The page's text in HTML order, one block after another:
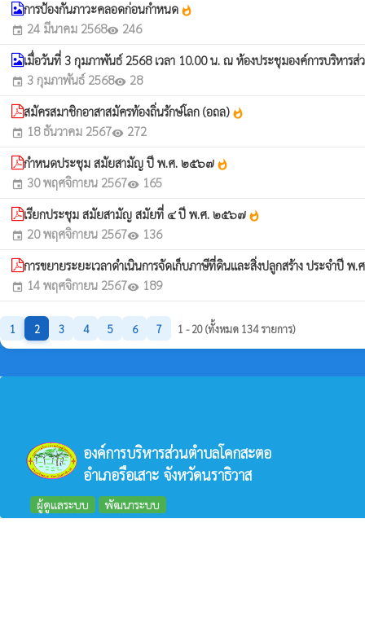
การป้องกันภาวะคลอดก่อนกำหนด whatshot
event 24 มีนาคม 2568visibility 246
เมื่อวันที่ 3 กุมภาพันธ์ 2568 เวลา 10.00 น. ณ ห้องประชุมองค์การบริหา
event 3 กุมภาพันธ์ 2568visibility 28
สมัครสมาชิกอาสาสมัครท้องถิ่นรักษ์โลก (อถล) whatshot
event 18 ธันวาคม 2567visibility 272
กำหนดประชุม สมัยสามัญ ปี พ.ศ. ๒๕๖๗ whatshot
event 30 พฤศจิกายน 2567visibility 165
เรียกประชุม สมัยสามัญ สมัยที่ ๔ ปี พ.ศ. ๒๕๖๗ whatshot
event 20 พฤศจิกายน 2567visibility 136
การขยายระยะเวลาดำเนินการจัดเก็บภาษีที่ดินและสิ่งปลูกสร้าง ประจำปี พ
event 14 พฤศจิกายน 2567visibility 189
1 2 3 4 5 6 7 1 - 20 (ทั้งหมด 134 รายการ)
องค์การบริหารส่วนตำบลโคกสะตอ
อำเภอรือเสาะ จังหวัดนราธิวาส
ผู้ดูแลระบบ พัฒนาระบบ